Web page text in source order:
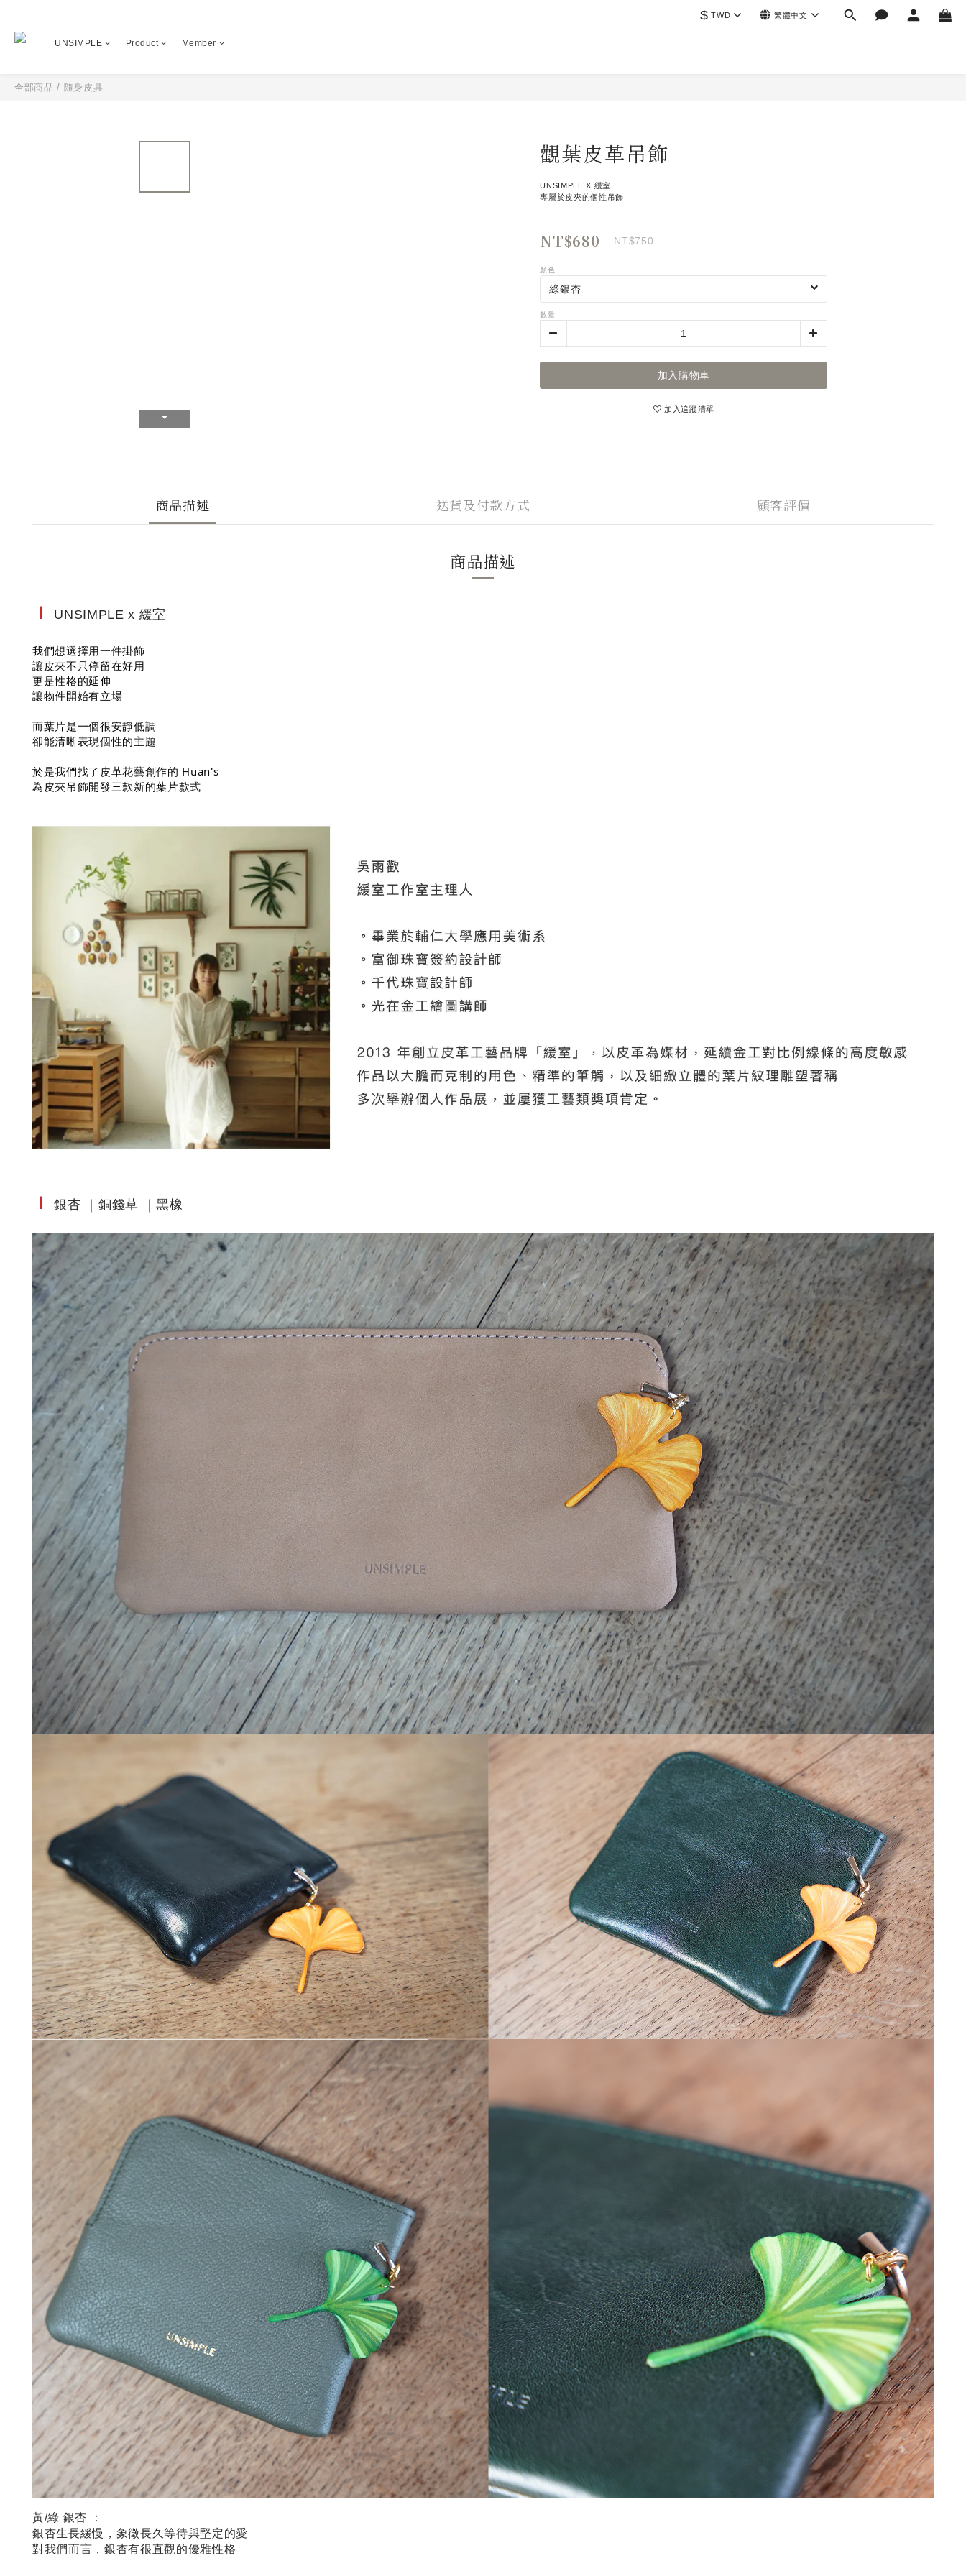
$ TWD 繁體中文
UNSIMPLE Product Member
全部商品 / 隨身皮具
觀葉皮革吊飾
UNSIMPLE X 緩室
專屬於皮夾的個性吊飾
NT$680 NT$750
顏色
數量
加入購物車
加入追蹤清單
商品描述 送貨及付款方式 顧客評價
商品描述
Ｉ UNSIMPLE x 緩室
我們想選擇用一件掛飾
讓皮夾不只停留在好用
更是性格的延伸
讓物件開始有立場
而葉片是一個很安靜低調
卻能清晰表現個性的主題
於是我們找了皮革花藝創作的 Huan's
為皮夾吊飾開發三款新的葉片款式
Ｉ 銀杏 ｜銅錢草 ｜黑橡
黃/綠 銀杏 ：
銀杏生長緩慢，象徵長久等待與堅定的愛
對我們而言，銀杏有很直觀的優雅性格